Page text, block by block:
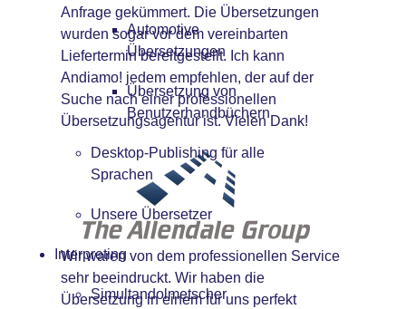
Automotive
Übersetzungen
Übersetzung von
Benutzerhandbüchern
Desktop-Publishing für alle
Sprachen
Unsere Übersetzer
Interpreting
Simultandolmetscher
Anfrage gekümmert. Die Übersetzungen
wurden sogar vor dem vereinbarten
Liefertermin bereitgestellt. Ich kann
Andiamo! jedem empfehlen, der auf der
Suche nach einer professionellen
Übersetzungsagentur ist. Vielen Dank!
Wir waren von dem professionellen Service
sehr beeindruckt. Wir haben die
Übersetzung in einem für uns perfekt